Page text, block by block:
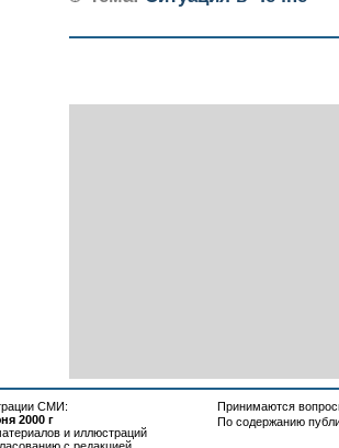
СМИ:
2000 г
и иллюстраций
Принимаются
По содержанию